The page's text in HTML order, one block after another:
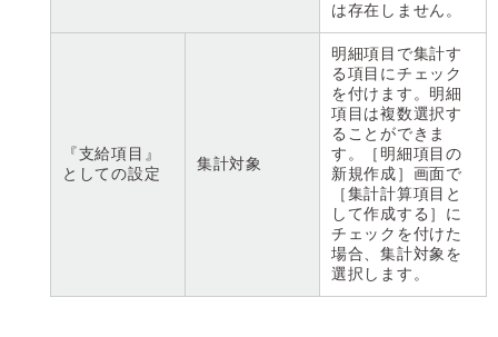
は存在しません。
『支給項目』
としての設定
集計対象
明細項目で集計す
る項目にチェック
を付けます。明細
項目は複数選択す
ることができま
す。［明細項目の
新規作成］画面で
［集計計算項目と
して作成する］に
チェックを付けた
場合、集計対象を
選択します。